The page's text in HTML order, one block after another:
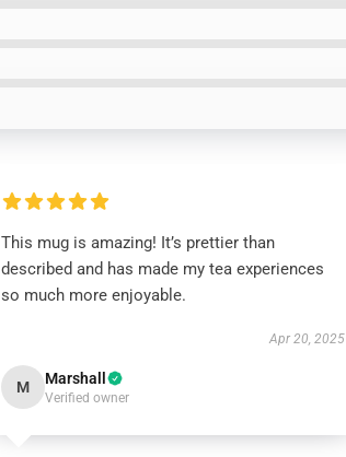
This mug is amazing! It’s prettier than
described and has made my tea experiences
so much more enjoyable.
Apr 20, 2025
M Marshall
Verified owner